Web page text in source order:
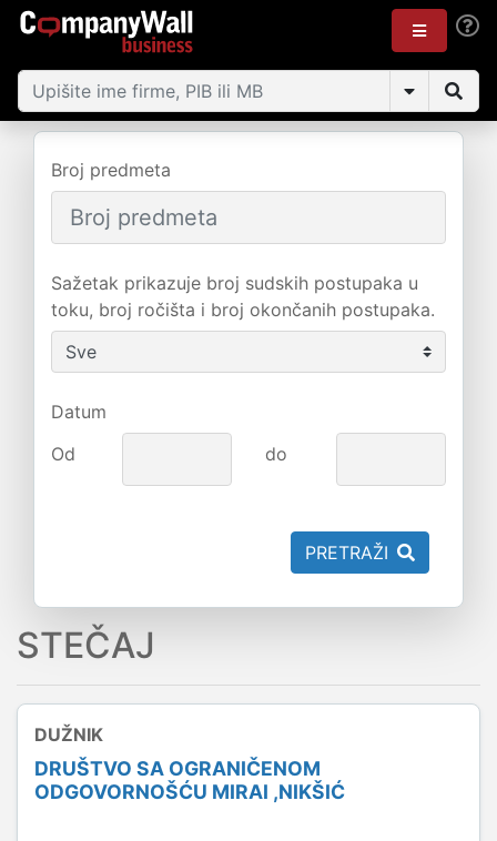
Broj predmeta
Sažetak prikazuje broj sudskih postupaka u
toku, broj ročišta i broj okončanih postupaka.
Datum
Od
do
PRETRAŽI
STEČAJ
DUŽNIK
DRUŠTVO SA OGRANIČENOM
ODGOVORNOŠĆU MIRAI ,NIKŠIĆ